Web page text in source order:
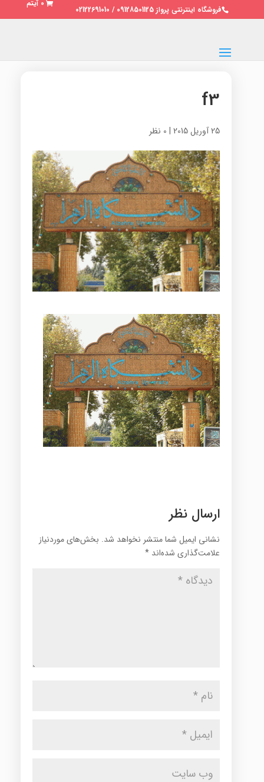
فروشگاه اینترنتی پرواز 09128501125 / 02122691010
0 آیتم
f3
25 آوریل 2015 | 0 نظر
ارسال نظر
نشانی ایمیل شما منتشر نخواهد شد. بخش‌های موردنیاز
علامت‌گذاری شده‌اند *